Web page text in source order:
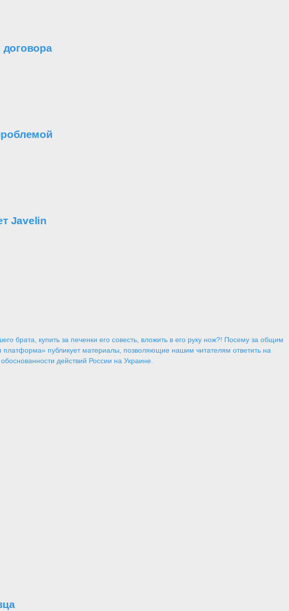
договора
Javelin
брата, купить за печенки его совесть, вложить в его руку нож?! Посему за общим
публикует материалы, позволяющие нашим читателям ответить на
действий России на Украине.